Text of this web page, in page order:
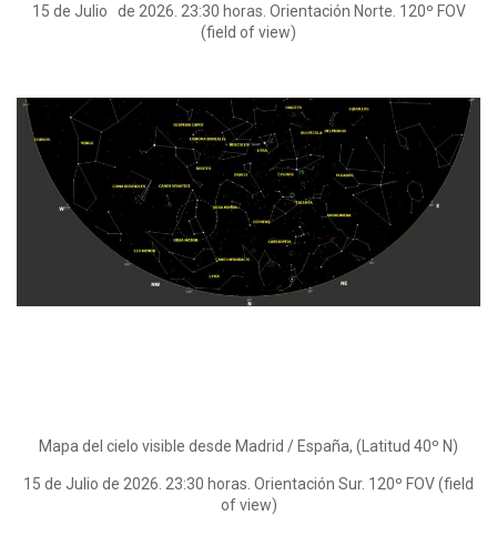
15 de Julio de 2026. 23:30 horas. Orientación Norte. 120º FOV
(field of view)
Mapa del cielo visible desde Madrid / España, (Latitud 40º N)
15 de Julio de 2026. 23:30 horas. Orientación Sur. 120º FOV (field
of view)